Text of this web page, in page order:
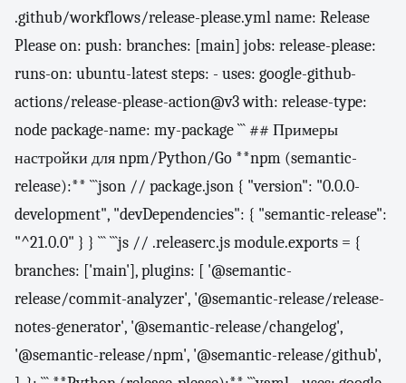
.github/workflows/release-please.yml name: Release
Please on: push: branches: [main] jobs: release-please:
runs-on: ubuntu-latest steps: - uses: google-github-
actions/release-please-action@v3 with: release-type:
node package-name: my-package ``` ## Примеры
настройки для npm/Python/Go **npm (semantic-
release):** ```json // package.json { "version": "0.0.0-
development", "devDependencies": { "semantic-release":
"^21.0.0" } } ``` ```js // .releaserc.js module.exports = {
branches: ['main'], plugins: [ '@semantic-
release/commit-analyzer', '@semantic-release/release-
notes-generator', '@semantic-release/changelog',
'@semantic-release/npm', '@semantic-release/github',